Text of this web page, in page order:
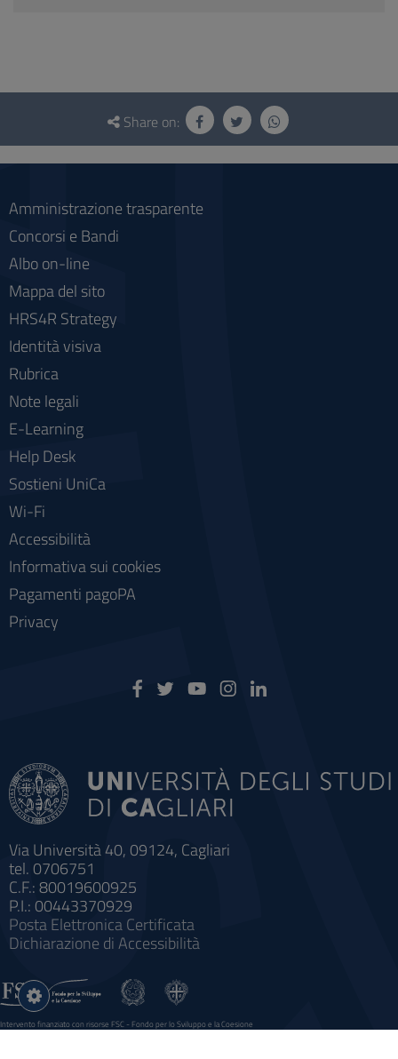
Questionnaire
social
Share on:
Via Università 40, 09124, Cagliari
tel. 0706751
C.F.: 80019600925
P.I.: 00443370929
Posta Elettronica Certificata
Dichiarazione di Accessibilità
Amministrazione trasparente
Concorsi e Bandi
Albo on-line
Mappa del sito
HRS4R Strategy
Identità visiva
Rubrica
Note legali
E-Learning
Help Desk
Sostieni UniCa
Wi-Fi
Accessibilità
Informativa sui cookies
Pagamenti pagoPA
Privacy
Intervento finanziato con risorse FSC - Fondo per lo Sviluppo e la Coesione
Sistema informatico gestionale integrato a supporto della didattica e della ricerca e potenziamento dei servizi online
Impostazioni
cookie